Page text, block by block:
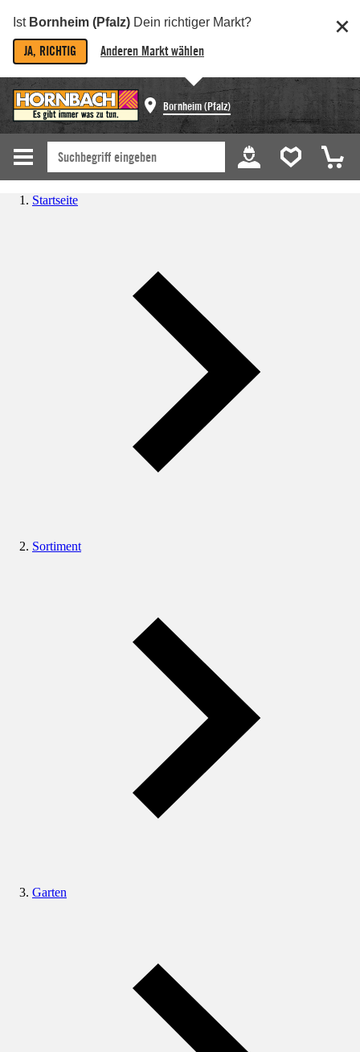
Ist Bornheim (Pfalz) Dein richtiger Markt?
JA, RICHTIG Anderen Markt wählen
Bornheim (Pfalz)
Startseite
Sortiment
Garten